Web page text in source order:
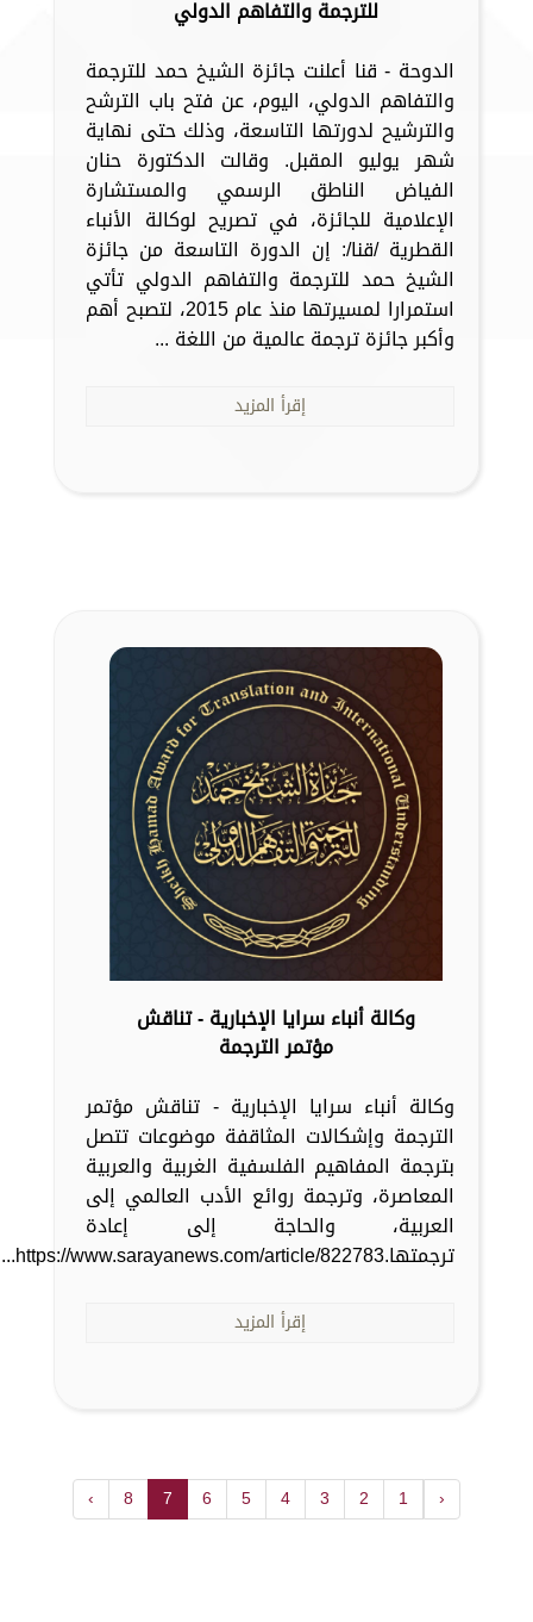
للترجمة والتفاهم الدولي
الدوحة - قنا أعلنت جائزة الشيخ حمد للترجمة
والتفاهم الدولي، اليوم، عن فتح باب الترشح
والترشيح لدورتها التاسعة، وذلك حتى نهاية
شهر يوليو المقبل. وقالت الدكتورة حنان
الفياض الناطق الرسمي والمستشارة
الإعلامية للجائزة، في تصريح لوكالة الأنباء
القطرية /قنا/: إن الدورة التاسعة من جائزة
الشيخ حمد للترجمة والتفاهم الدولي تأتي
استمرارا لمسيرتها منذ عام 2015، لتصبح أهم
وأكبر جائزة ترجمة عالمية من اللغة ...
إقرأ المزيد
وكالة أنباء سرايا الإخبارية - تناقش
مؤتمر الترجمة
وكالة أنباء سرايا الإخبارية - تناقش مؤتمر
الترجمة وإشكالات المثاقفة موضوعات تتصل
بترجمة المفاهيم الفلسفية الغربية والعربية
المعاصرة، وترجمة روائع الأدب العالمي إلى
العربية، والحاجة إلى إعادة
ترجمتها.https://www.sarayanews.com/article/822783...
إقرأ المزيد
‹
1
2
3
4
5
6
7
8
›